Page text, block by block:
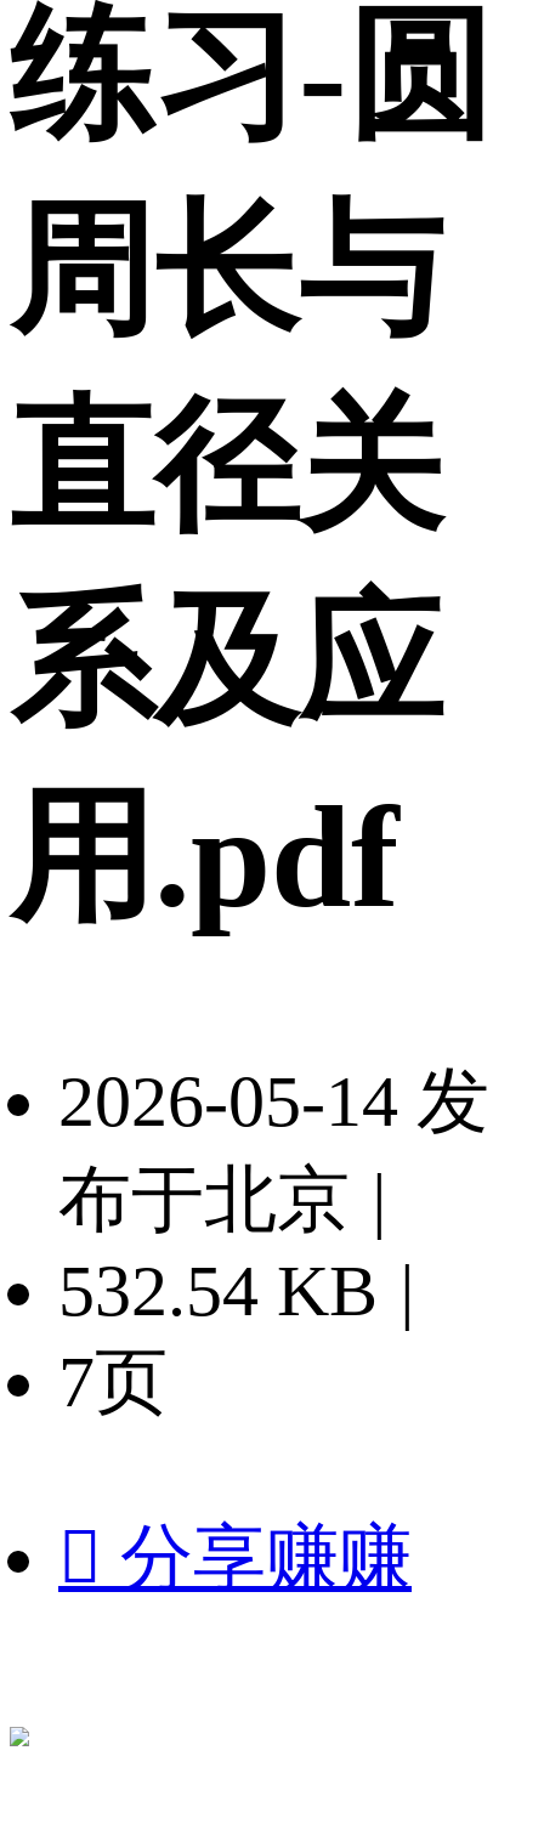
练习-圆
周长与
直径关
系及应
用.pdf
2026-05-14 发
布于北京 |
532.54 KB |
7页
 分享赚赚